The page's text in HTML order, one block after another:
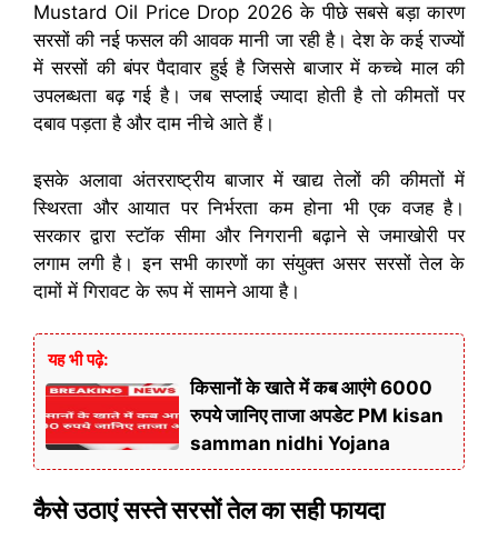
Mustard Oil Price Drop 2026 के पीछे सबसे बड़ा कारण
सरसों की नई फसल की आवक मानी जा रही है। देश के कई राज्यों
में सरसों की बंपर पैदावार हुई है जिससे बाजार में कच्चे माल की
उपलब्धता बढ़ गई है। जब सप्लाई ज्यादा होती है तो कीमतों पर
दबाव पड़ता है और दाम नीचे आते हैं।
इसके अलावा अंतरराष्ट्रीय बाजार में खाद्य तेलों की कीमतों में
स्थिरता और आयात पर निर्भरता कम होना भी एक वजह है।
सरकार द्वारा स्टॉक सीमा और निगरानी बढ़ाने से जमाखोरी पर
लगाम लगी है। इन सभी कारणों का संयुक्त असर सरसों तेल के
दामों में गिरावट के रूप में सामने आया है।
यह भी पढ़े:
किसानों के खाते में कब आएंगे 6000
रुपये जानिए ताजा अपडेट PM kisan
samman nidhi Yojana
कैसे उठाएं सस्ते सरसों तेल का सही फायदा